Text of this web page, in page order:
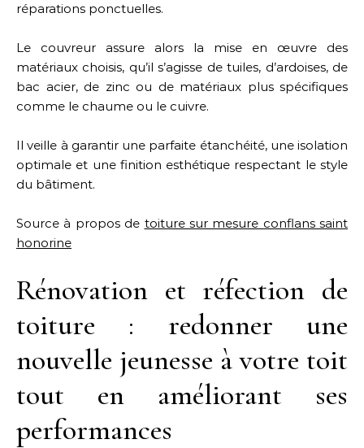
réparations ponctuelles.
Le couvreur assure alors la mise en œuvre des
matériaux choisis, qu’il s’agisse de tuiles, d’ardoises, de
bac acier, de zinc ou de matériaux plus spécifiques
comme le chaume ou le cuivre.
Il veille à garantir une parfaite étanchéité, une isolation
optimale et une finition esthétique respectant le style
du bâtiment.
Source à propos de toiture sur mesure conflans saint
honorine
Rénovation et réfection de
toiture : redonner une
nouvelle jeunesse à votre toit
tout en améliorant ses
performances